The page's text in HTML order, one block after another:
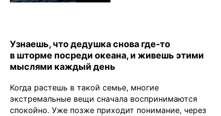
Узнаешь, что дедушка снова где-то
в шторме посреди океана, и живешь этими
мыслями каждый день
Когда растешь в такой семье, многие
экстремальные вещи сначала воспринимаются
спокойно. Уже позже приходит понимание, через